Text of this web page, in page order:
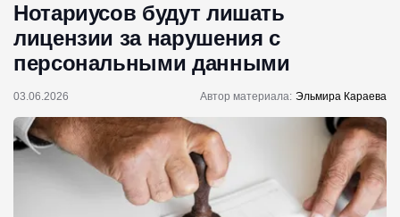
Нотариусов будут лишать
лицензии за нарушения с
персональными данными
03.06.2026 Автор материала: Эльмира Караева